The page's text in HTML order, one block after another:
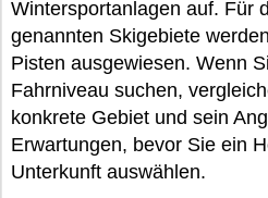
Wintersportanlagen auf. Für
genannten Skigebiete
Pisten ausgewiesen. Wenn
Fahrniveau suchen,
konkrete Gebiet und sein
Erwartungen, bevor Sie ein
Unterkunft auswählen.